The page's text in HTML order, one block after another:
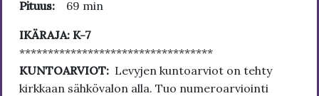
Pituus: 69 min
IKÄRAJA: K-7
**********************************
KUNTOARVIOT: Levyjen kuntoarviot on tehty
kirkkaan sähkövalon alla. Tuo numeroarviointi